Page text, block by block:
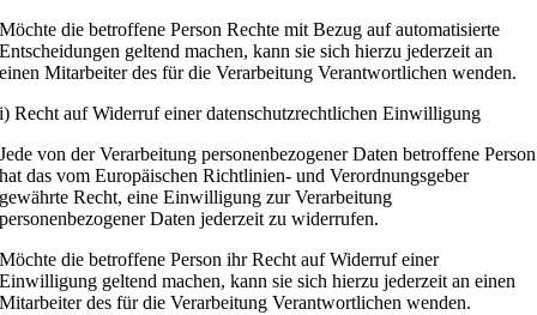
Möchte die betroffene Person Rechte mit Bezug auf automatisierte
Entscheidungen geltend machen, kann sie sich hierzu jederzeit an
einen Mitarbeiter des für die Verarbeitung Verantwortlichen wenden.
i) Recht auf Widerruf einer datenschutzrechtlichen Einwilligung
Jede von der Verarbeitung personenbezogener Daten betroffene Person
hat das vom Europäischen Richtlinien- und Verordnungsgeber
gewährte Recht, eine Einwilligung zur Verarbeitung
personenbezogener Daten jederzeit zu widerrufen.
Möchte die betroffene Person ihr Recht auf Widerruf einer
Einwilligung geltend machen, kann sie sich hierzu jederzeit an einen
Mitarbeiter des für die Verarbeitung Verantwortlichen wenden.